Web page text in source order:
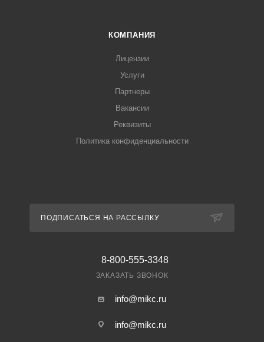
КОМПАНИЯ
Лицензии
Услуги
Партнеры
Вакансии
Реквизиты
Политика конфиденциальности
ПОДПИСАТЬСЯ НА РАССЫЛКУ
8-800-555-3348
ЗАКАЗАТЬ ЗВОНОК
info@mikc.ru
info@mikc.ru